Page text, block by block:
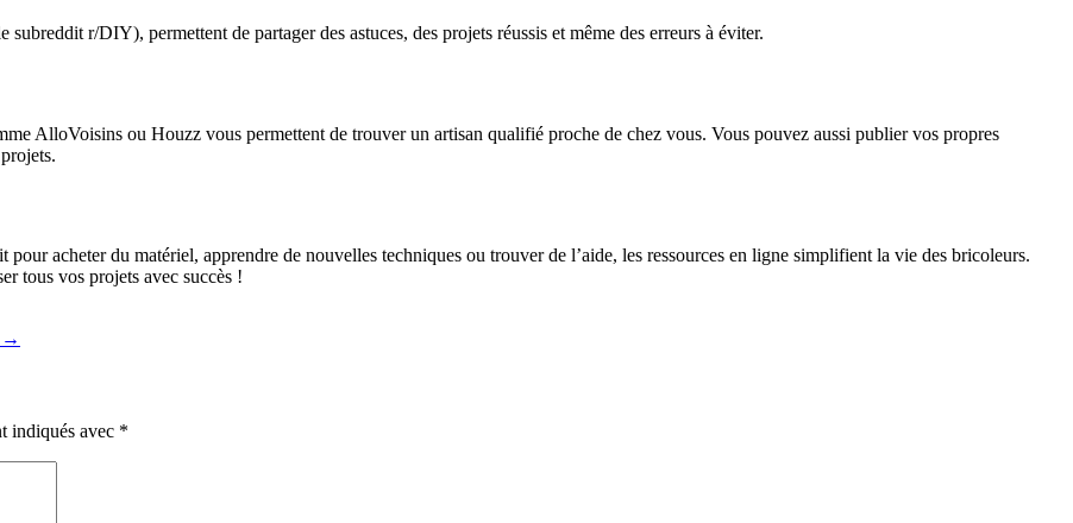
r/DIY), permettent de partager des astuces, des projets réussis et même des erreurs à éviter.
AlloVoisins ou Houzz vous permettent de trouver un artisan qualifié proche de chez vous. Vous pouvez aussi publier vos propres
acheter du matériel, apprendre de nouvelles techniques ou trouver de l’aide, les ressources en ligne simplifient la vie des bricoleurs.
tous vos projets avec succès !
→
indiqués avec *